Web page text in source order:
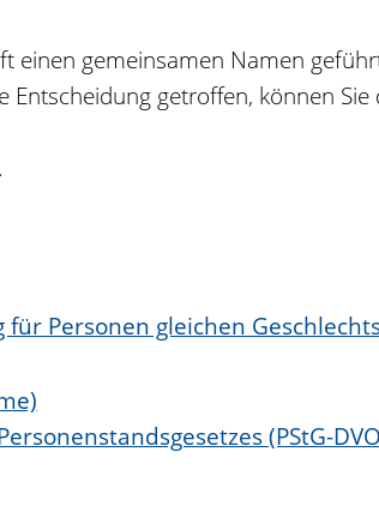
einen gemeinsamen Namen
getroffen, können
Personen gleichen
(PStG-